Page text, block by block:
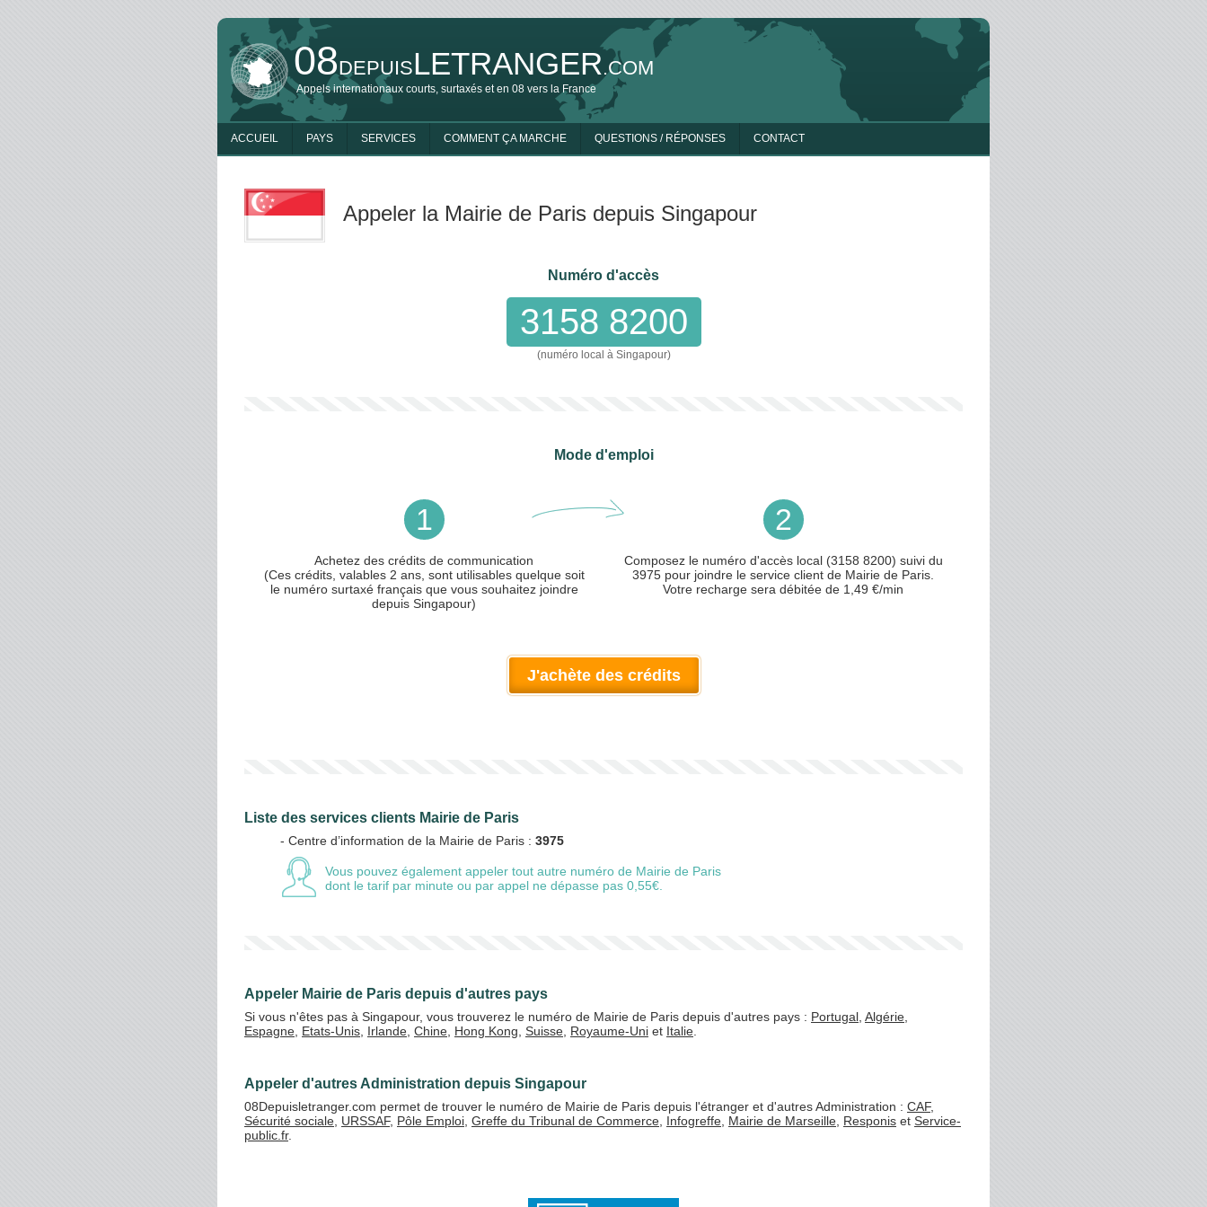
08DEPUISLETRANGER.COM
Appels internationaux courts, surtaxés et en 08 vers la France
ACCUEIL PAYS SERVICES COMMENT ÇA MARCHE QUESTIONS / RÉPONSES CONTACT
Appeler la Mairie de Paris depuis Singapour
Numéro d'accès
3158 8200
(numéro local à Singapour)
Mode d'emploi
1
Achetez des crédits de communication
(Ces crédits, valables 2 ans, sont utilisables quelque soit
le numéro surtaxé français que vous souhaitez joindre
depuis Singapour)
2
Composez le numéro d'accès local (3158 8200) suivi du
3975 pour joindre le service client de Mairie de Paris.
Votre recharge sera débitée de 1,49 €/min
J'achète des crédits
Vos crédits
20 € 50 €
Liste des services clients Mairie de Paris
- Centre d’information de la Mairie de Paris : 3975
Vous pouvez également appeler tout autre numéro de Mairie de Paris
dont le tarif par minute ou par appel ne dépasse pas 0,55€.
Appeler Mairie de Paris depuis d'autres pays
Si vous n'êtes pas à Singapour, vous trouverez le numéro de Mairie de Paris depuis d'autres pays : Portugal Algérie
Espagne Etats-Unis Irlande Chine Hong Kong Suisse Royaume-Uni et Italie
Appeler d'autres Administration depuis Singapour
08Depuisletranger.com permet de trouver le numéro de Mairie de Paris depuis l'étranger et d'autres Administration : CAF,
Sécurité sociale URSSAF, Pôle Emploi Greffe du Tribunal de Commerce Infogreffe Mairie de Marseille Responis et Service-
public.fr.